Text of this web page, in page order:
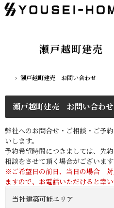
瀬戸越町建売
ホーム
瀬戸越町建売 お問い合わせ
瀬戸越町建売 お問い合わせ
弊社へのお問合せ・ご相談・ご予
いします。
予約希望時間につきましては、先
相談をさせて頂く場合がございます
※ご希望日の前日、当日の場合 対
ますので、お電話いただけると幸
当社建築可能エリア